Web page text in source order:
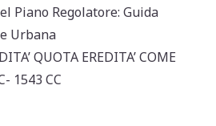
Piano Regolatore: Guida
Urbana
QUOTA EREDITA’ COME
1543 CC